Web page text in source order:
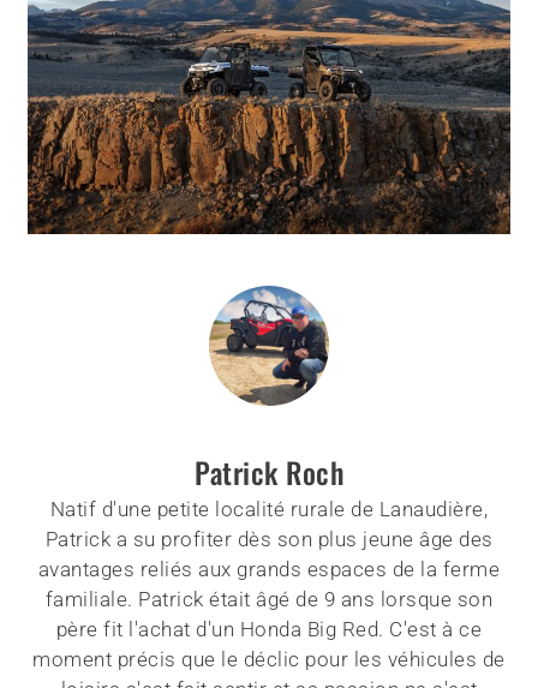
Patrick Roch
Natif d'une petite localité rurale de Lanaudière,
Patrick a su profiter dès son plus jeune âge des
avantages reliés aux grands espaces de la ferme
familiale. Patrick était âgé de 9 ans lorsque son
père fit l'achat d'un Honda Big Red. C'est à ce
moment précis que le déclic pour les véhicules de